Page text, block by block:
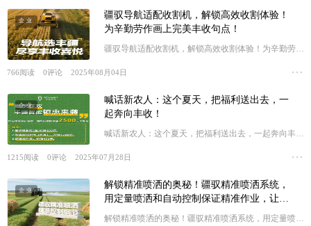
企业
疆驭导航适配收割机，解锁高效收割体验！
为辛勤劳作画上完美丰收句点！
疆驭导航适配收割机，解锁高效收割体验！为辛勤劳作
766阅读 0评论 2025年08月04日
企业
喊话新农人：这个夏天，把福利送出去，一
起奔向丰收！
喊话新农人：这个夏天，把福利送出去，一起奔向丰
1215阅读 0评论 2025年07月28日
企业
解锁精准喷洒的奥秘！疆驭精准喷洒系统，
用定量喷洒和自动控制保证精准作业，让一
切尽在掌握！
解锁精准喷洒的奥秘！疆驭精准喷洒系统，用定量喷洒